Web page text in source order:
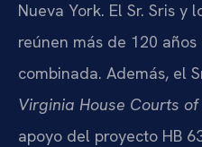
Nueva York. El Sr. Sris
reúnen más de 120
combinada. Además, el
Virginia House Courts
apoyo del proyecto HB